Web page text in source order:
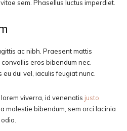
sem. Phasellus luctus imperdiet.
ac nibh. Praesent mattis
eros bibendum nec.
dui vel, iaculis feugiat nunc.
viverra, id venenatis justo
a molestie bibendum, sem orci lacinia